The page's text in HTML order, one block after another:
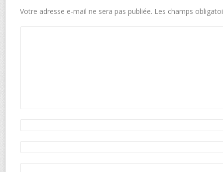
Votre adresse e-mail ne sera pas publiée. Les champs